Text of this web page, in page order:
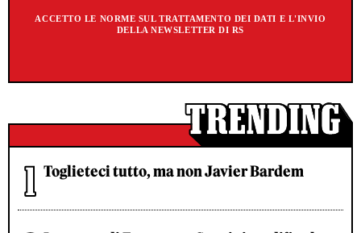
ACCETTO LE NORME SUL TRATTAMENTO DEI DATI E L'INVIO
DELLA NEWSLETTER DI RS
Toglieteci tutto, ma non Javier Bardem